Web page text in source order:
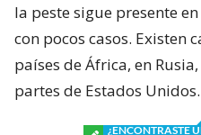
la peste sigue presente
con pocos casos. Existen
países de África, en
partes de Estados Unidos.
¿ENCONTRASTE